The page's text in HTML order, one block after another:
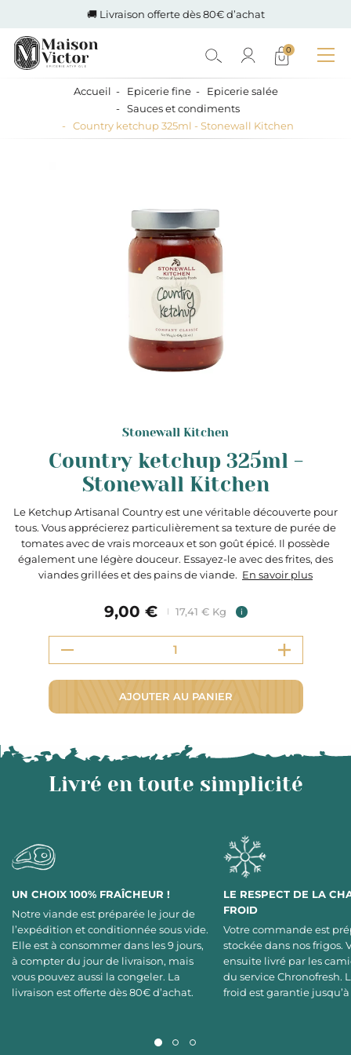
🚚 Livraison offerte dès 80€ d’achat
0
Accueil Epicerie fine
Epicerie salée
Sauces et condiments
Country ketchup 325ml - Stonewall Kitchen
Stonewall Kitchen
Country ketchup 325ml -
Stonewall Kitchen
Le Ketchup Artisanal Country est une véritable découverte pour
tous. Vous apprécierez particulièrement sa texture de purée de
tomates avec de vrais morceaux et son goût épicé. Il possède
également une légère douceur. Essayez-le avec des frites, des
viandes grillées et des pains de viande. En savoir plus
9,00 € 17,41 € Kg i
AJOUTER AU PANIER
Livré en toute simplicité
UN CHOIX 100% FRAÎCHEUR !
Notre viande est préparée le jour de
l’expédition et conditionnée sous vide.
Elle est à consommer dans les 9 jours,
à compter du jour de livraison, mais
vous pouvez aussi la congeler. La
livraison est offerte dès 80€ d’achat.
LE RESPECT DE LA
FROID
Votre commande est
stockée dans nos frigos.
ensuite livré par les
du service Chronofresh.
froid est garantie